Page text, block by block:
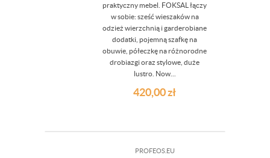
praktyczny mebel. FOKSAL łączy
w sobie: sześć wieszaków na
odzież wierzchnią i garderobiane
dodatki, pojemną szafkę na
obuwie, półeczkę na różnorodne
drobiazgi oraz stylowe, duże
lustro. Now...
420,00zł
PROFEOS.EU